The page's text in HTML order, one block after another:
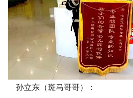
孙立东（斑马哥哥）：